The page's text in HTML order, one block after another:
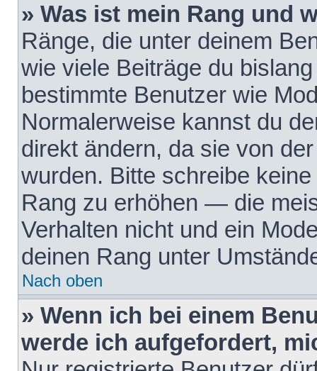
» Was ist mein Rang und
Ränge, die unter deinem
wie viele Beiträge du
bestimmte Benutzer wie
Normalerweise kannst du
direkt ändern, da sie von
wurden. Bitte schreibe
Rang zu erhöhen — die
Verhalten nicht und ein
deinen Rang unter
Nach oben
» Wenn ich bei einem
werde ich aufgefordert,